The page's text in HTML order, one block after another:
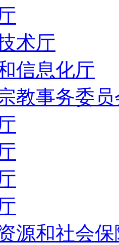
术厅
信息化厅
教事务委员
源和社会